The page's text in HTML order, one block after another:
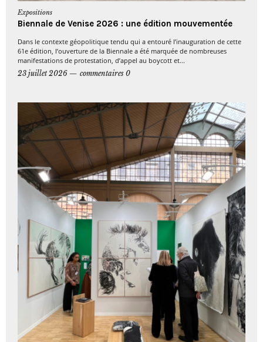
Expositions
Biennale de Venise 2026 : une édition mouvementée
Dans le contexte géopolitique tendu qui a entouré l’inauguration de cette
61e édition, l’ouverture de la Biennale a été marquée de nombreuses
manifestations de protestation, d’appel au boycott et...
23 juillet 2026
commentaires 0